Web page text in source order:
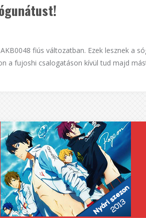
fiús változatban. Ezek lesznek a
a fujoshi csalogatáson kívül tud majd